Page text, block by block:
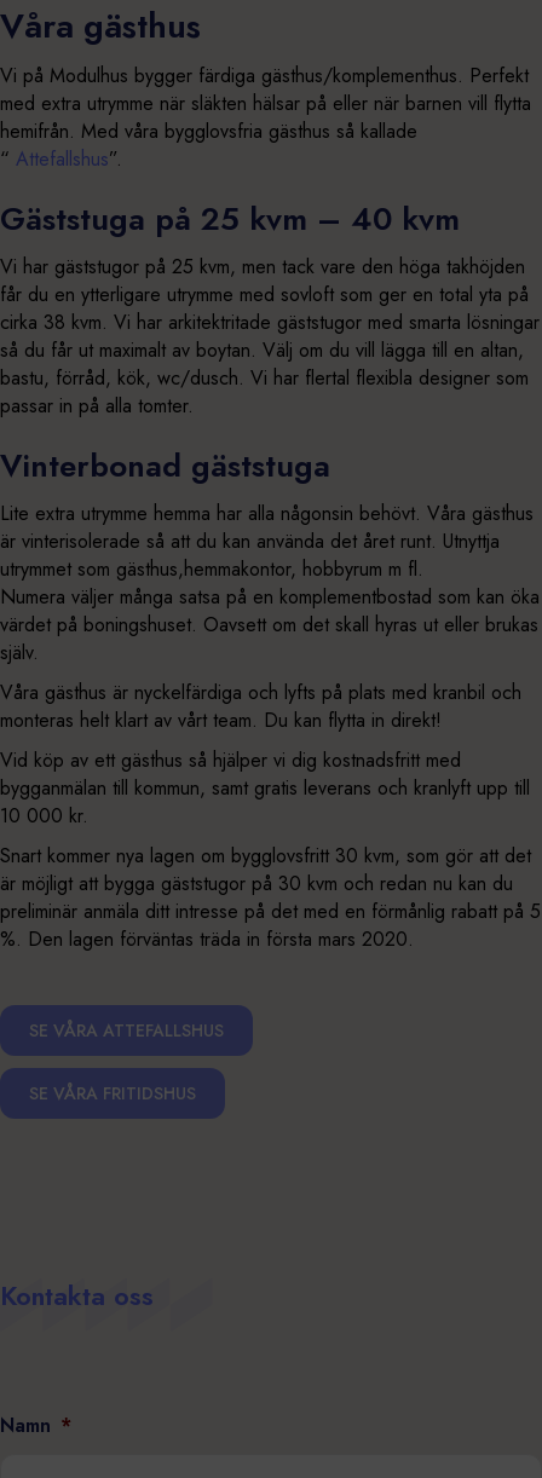
Våra gästhus
Vi på Modulhus bygger färdiga gästhus/komplementhus. Perfekt
med extra utrymme när släkten hälsar på eller när barnen vill flytta
hemifrån. Med våra bygglovsfria gästhus så kallade
“ Attefallshus”.
Gäststuga på 25 kvm – 40 kvm
Vi har gäststugor på 25 kvm, men tack vare den höga takhöjden
får du en ytterligare utrymme med sovloft som ger en total yta på
cirka 38 kvm. Vi har arkitektritade gäststugor med smarta lösningar
så du får ut maximalt av boytan. Välj om du vill lägga till en altan,
bastu, förråd, kök, wc/dusch. Vi har flertal flexibla designer som
passar in på alla tomter.
Vinterbonad gäststuga
Lite extra utrymme hemma har alla någonsin behövt. Våra gästhus
är vinterisolerade så att du kan använda det året runt. Utnyttja
utrymmet som gästhus,hemmakontor, hobbyrum m fl.
Numera väljer många satsa på en komplementbostad som kan öka
värdet på boningshuset. Oavsett om det skall hyras ut eller brukas
själv.
Våra gästhus är nyckelfärdiga och lyfts på plats med kranbil och
monteras helt klart av vårt team. Du kan flytta in direkt!
Vid köp av ett gästhus så hjälper vi dig kostnadsfritt med
bygganmälan till kommun, samt gratis leverans och kranlyft upp till
10 000 kr.
Snart kommer nya lagen om bygglovsfritt 30 kvm, som gör att det
är möjligt att bygga gäststugor på 30 kvm och redan nu kan du
preliminär anmäla ditt intresse på det med en förmånlig rabatt på 5
%. Den lagen förväntas träda in första mars 2020.
SE VÅRA ATTEFALLSHUS
SE VÅRA FRITIDSHUS
Kontakta oss
Namn *